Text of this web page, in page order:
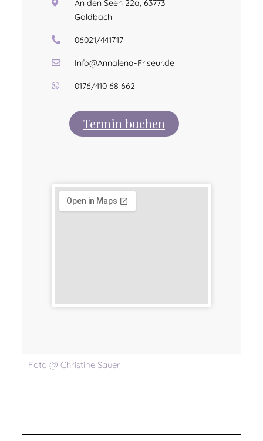
An den Seen 22a, 63773
Goldbach
06021/441717
Info@Annalena-Friseur.de
0176/410 68 662
Termin buchen
Foto @ Christine Sauer